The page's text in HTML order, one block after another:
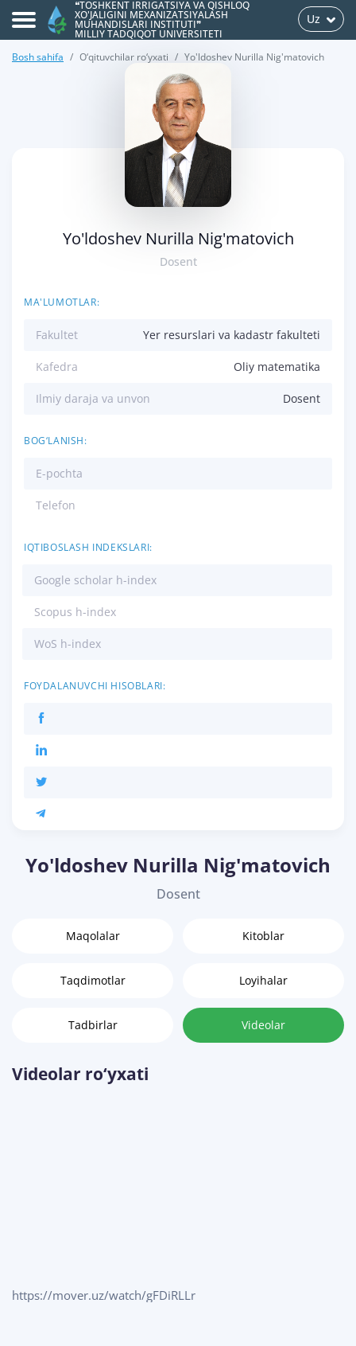
❝TOSHKENT IRRIGATSIYA VA QISHLOQ
XO'JALIGINI MEXANIZATSIYALASH
MUHANDISLARI INSTITUTI❞
MILLIY TADQIQOT UNIVERSITETI
Uz
Bosh sahifa O‘qituvchilar ro‘yxati Yo'ldoshev Nurilla Nig'matovich
Yo'ldoshev Nurilla Nig'matovich
Dosent
MA'LUMOTLAR:
Fakultet Yer resurslari va kadastr fakulteti
Kafedra Oliy matematika
Ilmiy daraja va unvon Dosent
BOG‘LANISH:
E-pochta
Telefon
IQTIBOSLASH INDEKSLARI:
Google scholar h-index
Scopus h-index
WoS h-index
FOYDALANUVCHI HISOBLARI:
Yo'ldoshev Nurilla Nig'matovich
Dosent
Maqolalar Kitoblar
Taqdimotlar Loyihalar
Tadbirlar Videolar
Videolar ro‘yxati
https://mover.uz/watch/gFDiRLLr